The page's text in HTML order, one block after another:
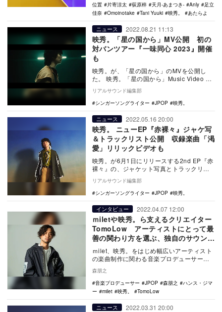
位置
片寄涼太 荻原梓 天月-あまつき- Anly
足立
佳奈
Omoinotake Tani Yuuki 映秀。 あたらよ
ニュース 2022.08.21 11:13
映秀。「星の国から」MV公開 初の
対バンツアー『一味同心 2023』開催
も
映秀。が、「星の国から」のMVを公開し
た。 映秀。「星の国から」Music Video
同曲は映秀。が今までとは違った形の…
リアルサウンド編集部
シンガーソングライター
JPOP 映秀。
ニュース 2022.05.16 20:00
映秀。 ニューEP『赤裸々』ジャケ写
＆トラックリスト公開 収録楽曲「渇
愛」リリックビデオも
映秀。が6月1日にリリースする2nd EP『赤
裸々』の、ジャケット写真とトラックリス
トを公開した。 ジャケット写真は映秀。
の…
リアルサウンド編集部
シンガーソングライター
JPOP 映秀。
インタビュー 2022.04.07 12:00
ｍiletや映秀。ら支えるクリエイター
TomoLow アーティストにとって最
善の関わり方を選ぶ、独自のサウンド
メイク
ｍilet、映秀。をはじめ幅広いアーティスト
の楽曲制作に関わる音楽プロデューサー、
TomoLow。多くの映画音楽を手がけるドイ
ツ…
森朋之
音楽プロデューサー
JPOP 森朋之
ハンス・ジマ
ー
milet 映秀。 TomoLow
ニュース 2022.03.31 20:00